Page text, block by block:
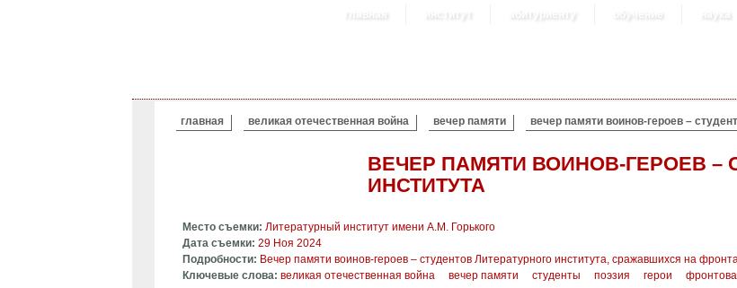
главная институт абитуриенту обучение наука
ВЫ ЗДЕСЬ
главная великая отечественная война вечер памяти вечер памяти воинов-героев –
ВЕЧЕР ПАМЯТИ ВОИНОВ-ГЕРОЕВ –
ИНСТИТУТА
Место съемки: Литературный институт имени А.М. Горького
Дата съемки: 29 Ноя 2024
Подробности: Вечер памяти воинов-героев – студентов Литературного института, сражавшихся на
Ключевые слова: великая отечественная война вечер памяти студенты поэзия герои